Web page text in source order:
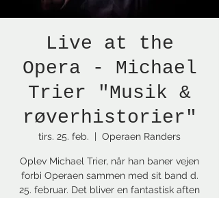
Live at the
Opera - Michael
Trier "Musik &
røverhistorier"
tirs. 25. feb.
  |
Operaen Randers
Oplev Michael Trier, når han baner vejen
forbi Operaen sammen med sit band d.
25. februar. Det bliver en fantastisk aften